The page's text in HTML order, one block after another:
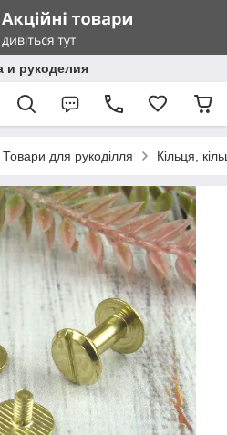
и рукоделия
Товари для рукоділля Кільця,